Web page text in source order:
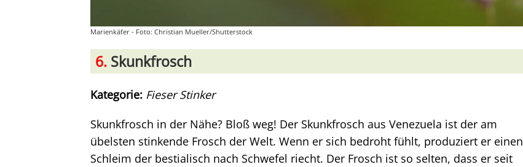
Marienkäfer - Foto: Christian Mueller/Shutterstock
6. Skunkfrosch
Kategorie: Fieser Stinker
Skunkfrosch in der Nähe? Bloß weg! Der Skunkfrosch aus Venezuela ist der am
übelsten stinkende Frosch der Welt. Wenn er sich bedroht fühlt, produziert er einen
Schleim der bestialisch nach Schwefel riecht. Der Frosch ist so selten, dass er seit